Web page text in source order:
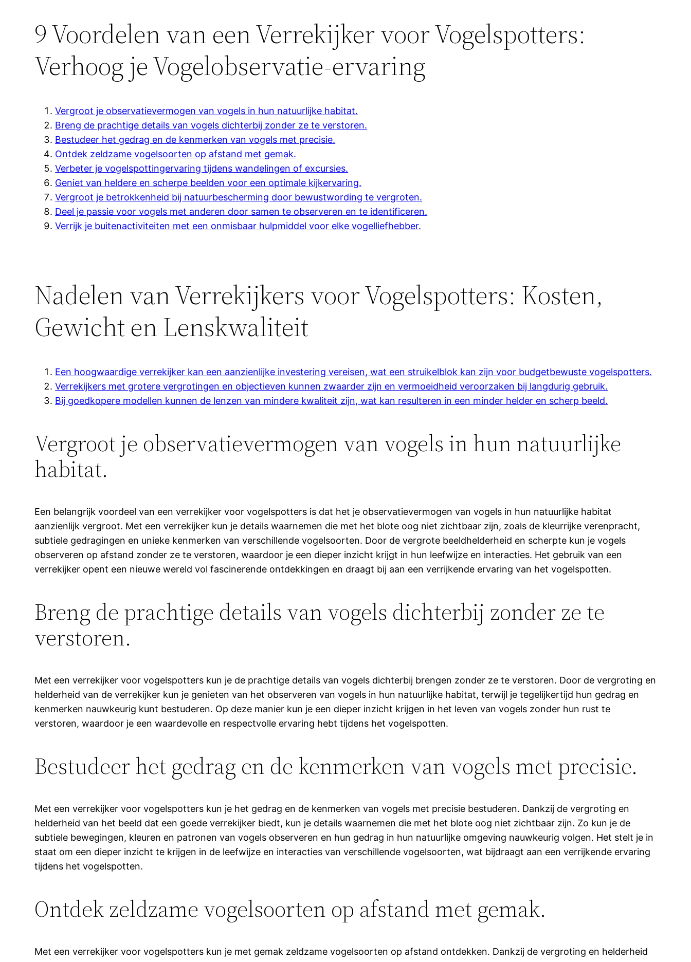
9 Voordelen van een Verrekijker voor Vogelspotters:
Verhoog je Vogelobservatie-ervaring
Vergroot je observatievermogen van vogels in hun natuurlijke habitat.
Breng de prachtige details van vogels dichterbij zonder ze te verstoren.
Bestudeer het gedrag en de kenmerken van vogels met precisie.
Ontdek zeldzame vogelsoorten op afstand met gemak.
Verbeter je vogelspottingervaring tijdens wandelingen of excursies.
Geniet van heldere en scherpe beelden voor een optimale kijkervaring.
Vergroot je betrokkenheid bij natuurbescherming door bewustwording te vergroten.
Deel je passie voor vogels met anderen door samen te observeren en te identificeren.
Verrijk je buitenactiviteiten met een onmisbaar hulpmiddel voor elke vogelliefhebber.
Nadelen van Verrekijkers voor Vogelspotters: Kosten,
Gewicht en Lenskwaliteit
Een hoogwaardige verrekijker kan een aanzienlijke investering vereisen, wat een struikelblok kan zijn voor budgetbewuste vogelspotters.
Verrekijkers met grotere vergrotingen en objectieven kunnen zwaarder zijn en vermoeidheid veroorzaken bij langdurig gebruik.
Bij goedkopere modellen kunnen de lenzen van mindere kwaliteit zijn, wat kan resulteren in een minder helder en scherp beeld.
Vergroot je observatievermogen van vogels in hun natuurlijke
habitat.
Een belangrijk voordeel van een verrekijker voor vogelspotters is dat het je observatievermogen van vogels in hun natuurlijke habitat
aanzienlijk vergroot. Met een verrekijker kun je details waarnemen die met het blote oog niet zichtbaar zijn, zoals de kleurrijke verenpracht,
subtiele gedragingen en unieke kenmerken van verschillende vogelsoorten. Door de vergrote beeldhelderheid en scherpte kun je vogels
observeren op afstand zonder ze te verstoren, waardoor je een dieper inzicht krijgt in hun leefwijze en interacties. Het gebruik van een
verrekijker opent een nieuwe wereld vol fascinerende ontdekkingen en draagt bij aan een verrijkende ervaring van het vogelspotten.
Breng de prachtige details van vogels dichterbij zonder ze te
verstoren.
Met een verrekijker voor vogelspotters kun je de prachtige details van vogels dichterbij brengen zonder ze te verstoren. Door de vergroting en
helderheid van de verrekijker kun je genieten van het observeren van vogels in hun natuurlijke habitat, terwijl je tegelijkertijd hun gedrag en
kenmerken nauwkeurig kunt bestuderen. Op deze manier kun je een dieper inzicht krijgen in het leven van vogels zonder hun rust te
verstoren, waardoor je een waardevolle en respectvolle ervaring hebt tijdens het vogelspotten.
Bestudeer het gedrag en de kenmerken van vogels met precisie.
Met een verrekijker voor vogelspotters kun je het gedrag en de kenmerken van vogels met precisie bestuderen. Dankzij de vergroting en
helderheid van het beeld dat een goede verrekijker biedt, kun je details waarnemen die met het blote oog niet zichtbaar zijn. Zo kun je de
subtiele bewegingen, kleuren en patronen van vogels observeren en hun gedrag in hun natuurlijke omgeving nauwkeurig volgen. Het stelt je in
staat om een dieper inzicht te krijgen in de leefwijze en interacties van verschillende vogelsoorten, wat bijdraagt aan een verrijkende ervaring
tijdens het vogelspotten.
Ontdek zeldzame vogelsoorten op afstand met gemak.
Met een verrekijker voor vogelspotters kun je met gemak zeldzame vogelsoorten op afstand ontdekken. Dankzij de vergroting en helderheid